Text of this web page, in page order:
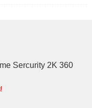
Sercurity 2K 360